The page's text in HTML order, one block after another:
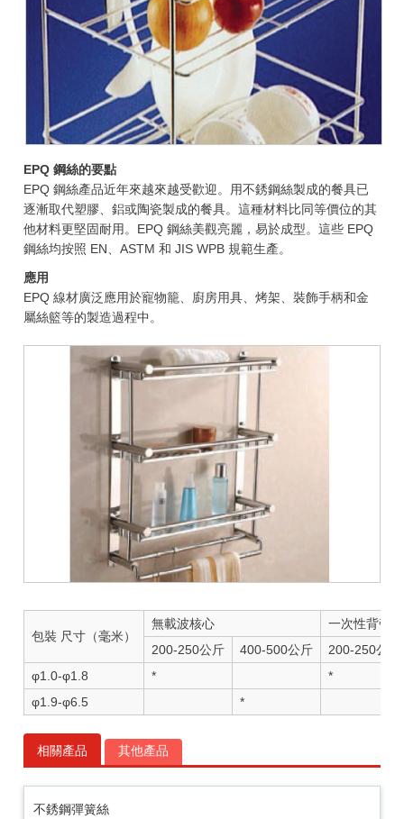
EPQ 鋼絲的要點
EPQ 鋼絲產品近年來越來越受歡迎。用不銹鋼絲製成的餐具已
逐漸取代塑膠、鋁或陶瓷製成的餐具。這種材料比同等價位的其
他材料更堅固耐用。EPQ 鋼絲美觀亮麗，易於成型。這些 EPQ
鋼絲均按照 EN、ASTM 和 JIS WPB 規範生產。
應用
EPQ 線材廣泛應用於寵物籠、廚房用具、烤架、裝飾手柄和金
屬絲籃等的製造過程中。
包裝 尺寸（毫米）
無載波核心
一次性背帶
200-250公斤
400-500公斤
200-250公斤
φ1.0-φ1.8
*
*
φ1.9-φ6.5
*
相關產品 其他產品
不銹鋼彈簧絲